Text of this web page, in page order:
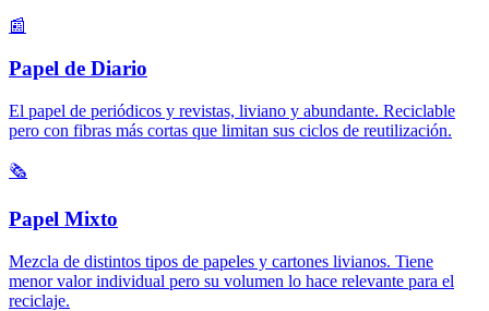
📰
Papel de Diario
El papel de periódicos y revistas, liviano y abundante. Reciclable
pero con fibras más cortas que limitan sus ciclos de reutilización.
🗞️
Papel Mixto
Mezcla de distintos tipos de papeles y cartones livianos. Tiene
menor valor individual pero su volumen lo hace relevante para el
reciclaje.